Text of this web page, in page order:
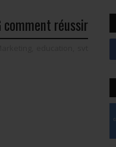
comment réussir